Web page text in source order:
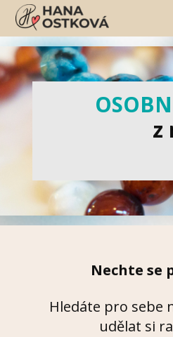
z
Nechte se
Hledáte pro sebe
udělat si